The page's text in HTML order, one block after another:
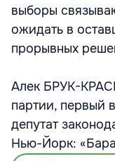
выборы
ожидать в
прорывных
Алек БРУК-
партии, первый
депутат
Нью-Йорк: